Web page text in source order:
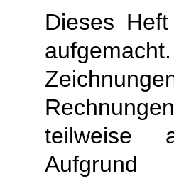
Dieses
teilweise